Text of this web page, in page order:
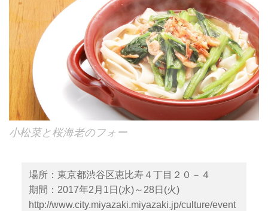
小松菜と桜海老のフォー
場所：東京都渋谷区恵比寿４丁目２０－４
期間：2017年2月1日(水)～28日(火)
http://www.city.miyazaki.miyazaki.jp/culture/event